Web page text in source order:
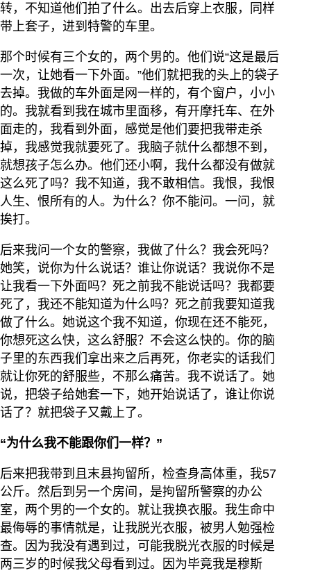
转，不知道他们拍了什么。出去后穿上衣服，同样
带上套子，进到特警的车里。
那个时候有三个女的，两个男的。他们说“这是最后
一次，让她看一下外面。”他们就把我的头上的袋子
去掉。我做的车外面是网一样的，有个窗户，小小
的。我就看到我在城市里面移，有开摩托车、在外
面走的，我看到外面，感觉是他们要把我带走杀
掉，我感觉我就要死了。我脑子就什么都想不到，
就想孩子怎么办。他们还小啊，我什么都没有做就
这么死了吗？我不知道，我不敢相信。我恨，我恨
人生、恨所有的人。为什么？你不能问。一问，就
挨打。
后来我问一个女的警察，我做了什么？我会死吗？
她笑，说你为什么说话？谁让你说话？我说你不是
让我看一下外面吗？死之前我不能说话吗？我都要
死了，我还不能知道为什么吗？死之前我要知道我
做了什么。她说这个我不知道，你现在还不能死，
你想死这么快，这么舒服？不会这么快的。你的脑
子里的东西我们拿出来之后再死，你老实的话我们
就让你死的舒服些，不那么痛苦。我不说话了。她
说，把袋子给她套一下，她开始说话了，谁让你说
话了？就把袋子又戴上了。
“为什么我不能跟你们一样？”
后来把我带到且末县拘留所，检查身高体重，我57
公斤。然后到另一个房间，是拘留所警察的办公
室，两个男的一个女的。就让我换衣服。我生命中
最侮辱的事情就是，让我脱光衣服，被男人勉强检
查。因为我没有遇到过，可能我脱光衣服的时候是
两三岁的时候我父母看到过。因为毕竟我是穆斯